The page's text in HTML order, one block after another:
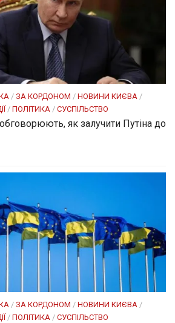
/ ЗА КОРДОНОМ / НОВИНИ КИЄВА /
/ ПОЛІТИКА / СУСПІЛЬСТВО
як залучити Путіна до
/ ЗА КОРДОНОМ / НОВИНИ КИЄВА /
/ ПОЛІТИКА / СУСПІЛЬСТВО